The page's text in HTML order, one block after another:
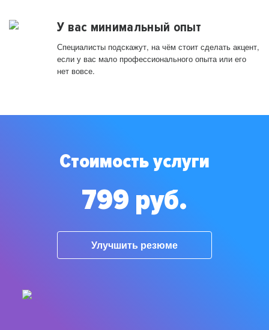
У вас минимальный опыт
Специалисты подскажут, на чём стоит сделать акцент,
если у вас мало профессионального опыта или его
нет вовсе.
Стоимость услуги
799 руб.
Улучшить резюме